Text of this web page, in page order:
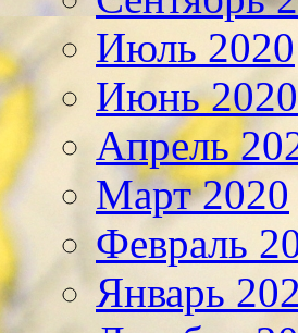
Июль 2020
Июнь 2020
Апрель
Март 2020
Февраль
Январь